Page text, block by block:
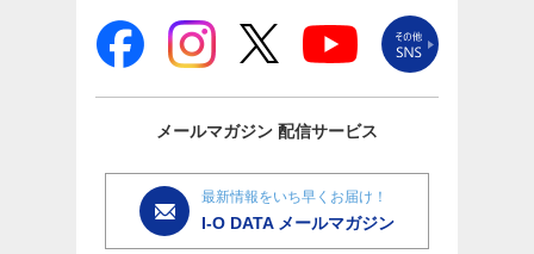
メールマガジン 配信サービス
最新情報をいち早くお届け！
I-O DATA メールマガジン